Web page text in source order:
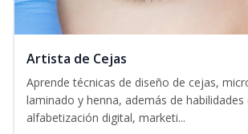
Artista de Cejas
Aprende técnicas de diseño de cejas,
laminado y henna, además de habilidades
alfabetización digital, marketi...